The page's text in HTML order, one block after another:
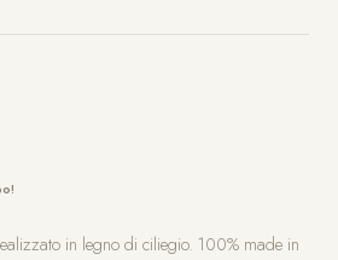
in legno di ciliegio. 100% made in